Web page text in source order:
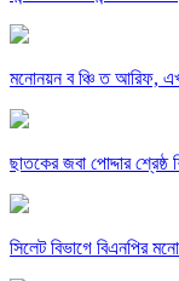
মনোনয়ন ব ঞ্চি ত আরিফ,
ছাতকের জবা পোদ্দার শ্রেষ্ঠ
সিলেট বিভাগে বিএনপির